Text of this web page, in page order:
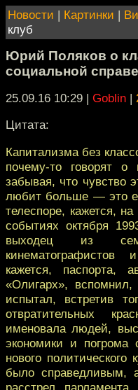
Новости | Картинки |
клуб
Юрий Поляков о
социальной
25.09.16 10:29 | Goblin |
Цитата:
Капитализма без
почему-то говорят
забывая, что чувство
любит больше — это
телеспоре, кажется,
событиях октября
выходец из
кинематографистов
кажется, паспорта,
«Олигарх»,
испытал, встретив
отвратительных
именовала людей,
экономики и
нового
было справедливым,
расстрел